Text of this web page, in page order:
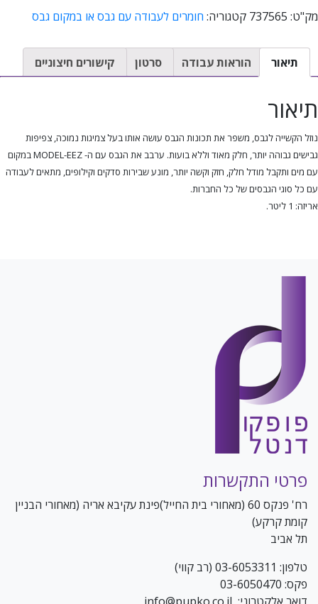
מק"ט: 737565 קטגוריה: חומרים לעבודה עם גבס או במקום גבס
תיאור הוראות עבודה סרטון קישורים חיצוניים
תיאור
נוזל הקשייה לגבס, משפר את תכונות הגבס עושה אותו בעל צמיגות נמוכה, צפיפות
גבישים גבוהה יותר, חלק מאוד וללא בועות. ערבב את הגבס עם ה-MODEL-EEZבמקום
עם מים ותקבל מודל חלק, חזק וקשה יותר, מונע שבירות סדקים וקילופים, מתאים לעבודה
עם כל סוגי הגבסים של כל החברות.
אריזה: 1 ליטר.
פרטי התקשרות
רח' פנקס 60 (מאחורי בית החייל)פינת עקיבא אריה (מאחורי הבניין
קומת קרקע)
תל אביב
טלפון: 03-6053311 (רב קווי)
פקס: 03-6050470